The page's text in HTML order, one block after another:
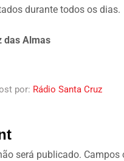
durante todos os dias.
das Almas
por: Rádio Santa Cruz
será publicado. Campos